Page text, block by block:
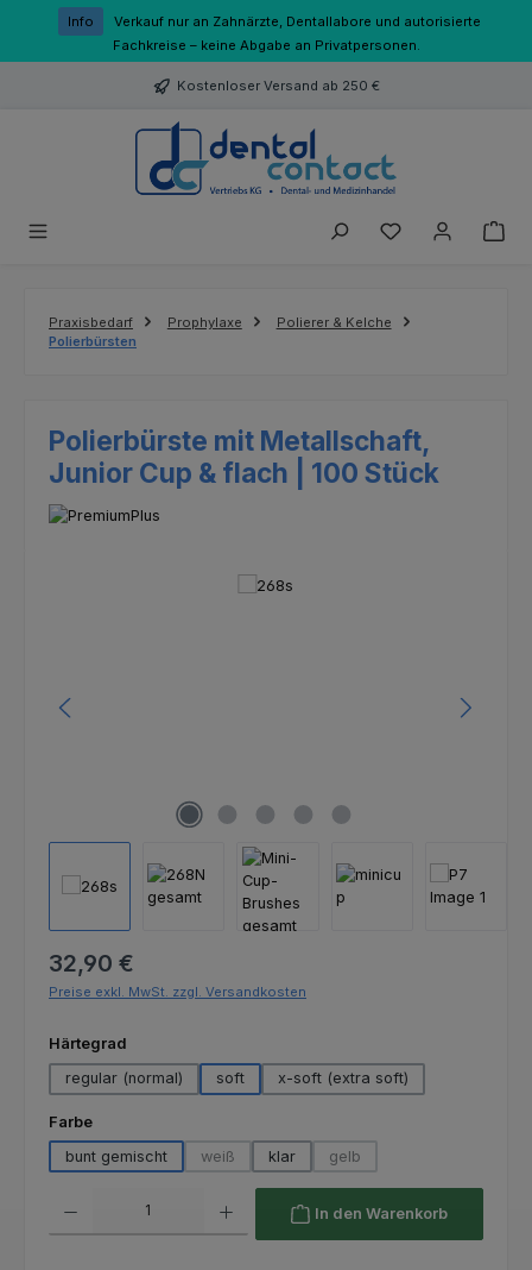
Zum Hauptinhalt springen
Info
Verkauf nur an Zahnärzte, Dentallabore und autorisierte
Fachkreise – keine Abgabe an Privatpersonen.
Kostenloser Versand ab 250 €
Du hast 0
Praxisbedarf Prophylaxe
Polierer & Kelche
Polierbürsten
Polierbürste mit Metallschaft,
Junior Cup & flach | 100 Stück
Regulärer Preis:
32,90 €
Preise exkl. MwSt. zzgl. Versandkosten
Härtegrad
regular (normal)
soft x-soft (extra soft)
Farbeauswählen
bunt gemischt
weiß
(Diese Option ist zurzeit nicht verfügbar.)
klar gelb
(Diese Option ist zurzeit
In den Warenkorb